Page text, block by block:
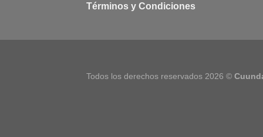
Términos y Condiciones
Todos los derechos reservados 2026 ©